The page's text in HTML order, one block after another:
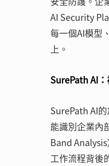
AI Security
每一個AI模型
上。
SurePath AI
SurePath AI
能識別企業內
Band
工作流程背後